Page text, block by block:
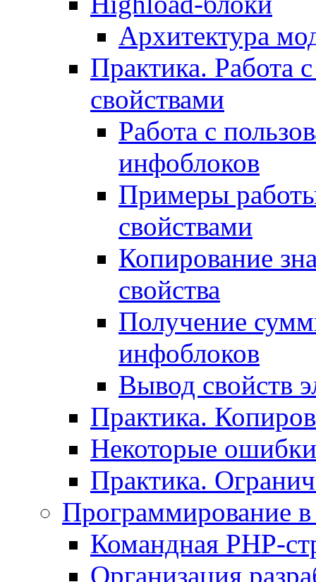
Архитектура
Практика. Работа
свойствами
Работа с
инфоблоков
Примеры
свойствами
Копирование
свойства
Получение
инфоблоков
Вывод свойств
Практика.
Некоторые
Практика.
Программирование
Командная PHP-
Организация